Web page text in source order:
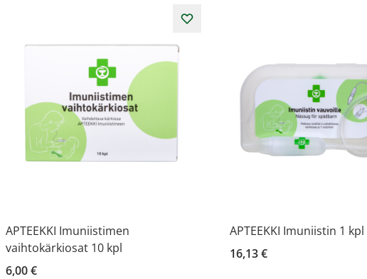
APTEEKKI Imuniistimen
vaihtokärkiosat 10 kpl
6,00 €
APTEEKKI Imuniistin 1 kpl
16,13 €